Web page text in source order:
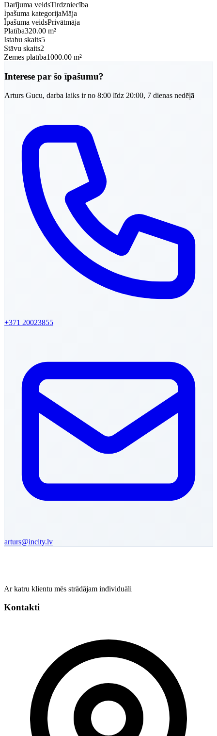
Darījuma veidsTirdzniecība
Īpašuma kategorijaMāja
Īpašuma veidsPrivātmāja
Platība320.00 m²
Istabu skaits5
Stāvu skaits2
Zemes platība1000.00 m²
Interese par šo īpašumu?
Arturs Gucu, darba laiks ir no 8:00 līdz 20:00, 7 dienas nedēļā
+371 20023855
arturs@incity.lv
Ar katru klientu mēs strādājam individuāli
Kontakti